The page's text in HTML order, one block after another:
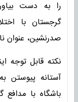
را به دست
گرجستان با
صدرنشین، عنوان
نکته قابل توجه
آستانه پیوستن
باشگاه با